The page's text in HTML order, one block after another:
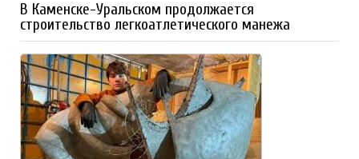
В Каменске-Уральском продолжается
строительство легкоатлетического манежа